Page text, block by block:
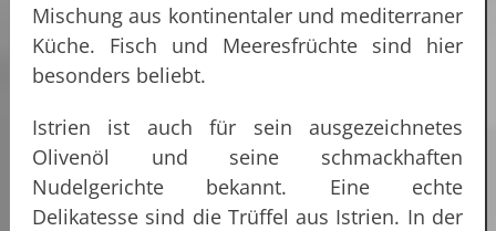
Mischung aus kontinentaler und mediterraner
Küche. Fisch und Meeresfrüchte sind hier
besonders beliebt.
Istrien ist auch für sein ausgezeichnetes
Olivenöl und seine schmackhaften
Nudelgerichte bekannt. Eine echte
Delikatesse sind die Trüffel aus Istrien. In der